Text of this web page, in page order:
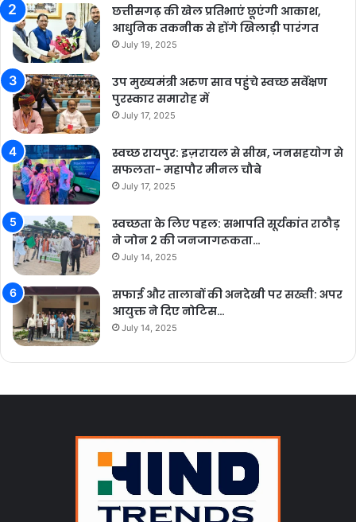
छत्तीसगढ़ की खेल प्रतिभाएं छूएंगी आकाश,
आधुनिक तकनीक से होंगे खिलाड़ी पारंगत
July 19, 2025
उप मुख्यमंत्री अरुण साव पहुंचे स्वच्छ सर्वेक्षण
पुरस्कार समारोह में
July 17, 2025
स्वच्छ रायपुर: इज़रायल से सीख, जनसहयोग से
सफलता- महापौर मीनल चौबे
July 17, 2025
स्वच्छता के लिए पहल: सभापति सूर्यकांत राठौड़
ने जोन 2 की जनजागरूकता…
July 14, 2025
सफाई और तालाबों की अनदेखी पर सख्ती: अपर
आयुक्त ने दिए नोटिस…
July 14, 2025